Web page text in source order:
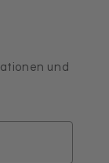
und